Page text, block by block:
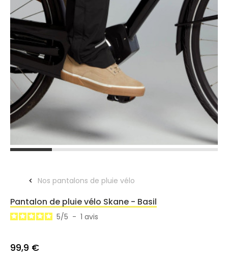
Nos pantalons de pluie vélo
Pantalon de pluie vélo Skane - Basil
5/5 - 1 avis
99,9 €